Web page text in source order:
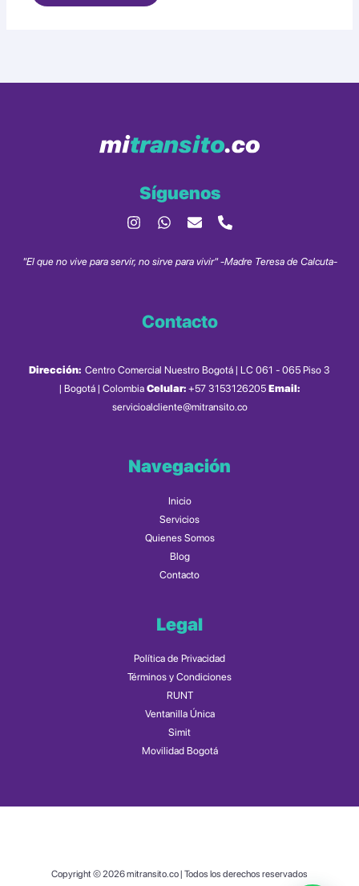
Síguenos
"El que no vive para servir, no sirve para vivir" -Madre Teresa de Calcuta-
Contacto
Dirección: Centro Comercial Nuestro Bogotá | LC 061 - 065 Piso 3
| Bogotá | Colombia Celular: +57 3153126205 Email:
servicioalcliente@mitransito.co
Navegación
Inicio
Servicios
Quienes Somos
Blog
Contacto
Legal
Política de Privacidad
Términos y Condiciones
RUNT
Ventanilla Única
Simit
Movilidad Bogotá
Copyright © 2026 mitransito.co | Todos los derechos reservados